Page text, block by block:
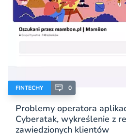
FINTECHY 0
Problemy operatora
Cyberatak, wykreślenie z
zawiedzionych klientów